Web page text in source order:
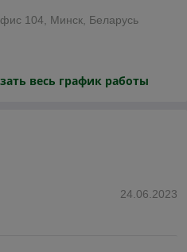
104, Минск, Беларусь
весь график работы
24.06.2023